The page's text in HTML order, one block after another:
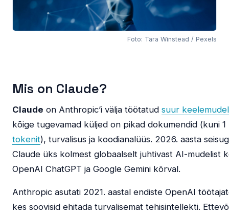
Foto: Tara Winstead / Pexels
Mis on Claude?
Claude on Anthropic’i välja töötatud suur keelemudel
kõige tugevamad küljed on pikad dokumendid (kuni 1
tokenit), turvalisus ja koodianalüüs. 2026. aasta
Claude üks kolmest globaalselt juhtivast AI-mudelist
OpenAI ChatGPT ja Google Gemini kõrval.
Anthropic asutati 2021. aastal endiste OpenAI
kes soovisid ehitada turvalisemat tehisintellekti.